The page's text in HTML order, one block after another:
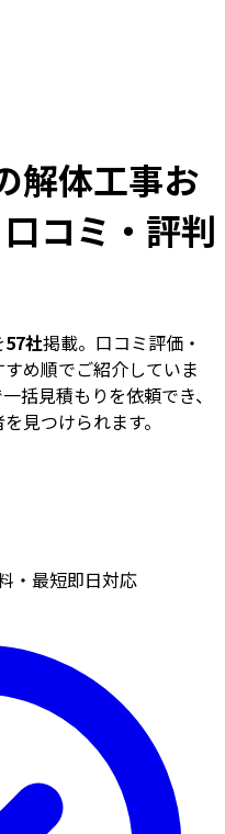
解体工事お
コミ・評判
57社掲載。口コミ評価・
め順でご紹介していま
括見積もりを依頼でき、
見つけられます。
・最短即日対応